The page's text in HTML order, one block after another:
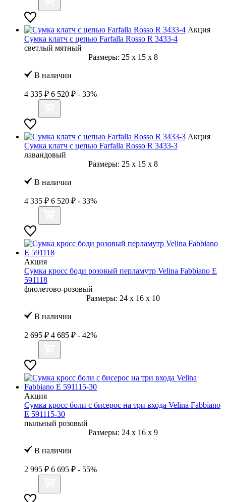
Акция
Сумка клатч с цепью Farfalla Rosso R 3433-4
светлый мятный
Размеры: 25 x 15 x 8
В наличии
4 335 ₽ 6 520 ₽ - 33%
Акция
Сумка клатч с цепью Farfalla Rosso R 3433-3
лавандовый
Размеры: 25 x 15 x 8
В наличии
4 335 ₽ 6 520 ₽ - 33%
Акция
Сумка кросс боди розовый перламутр Velina Fabbiano E
591118
фиолетово-розовый
Размеры: 24 x 16 x 10
В наличии
2 695 ₽ 4 685 ₽ - 42%
Акция
Сумка кросс боли с бисерос на три входа Velina Fabbiano
E 591115-30
пыльный розовый
Размеры: 24 x 16 x 9
В наличии
2 995 ₽ 6 695 ₽ - 55%